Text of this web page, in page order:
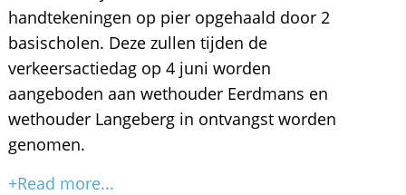
handtekeningen op pier opgehaald door 2
basischolen. Deze zullen tijden de
verkeersactiedag op 4 juni worden
aangeboden aan wethouder Eerdmans en
wethouder Langeberg in ontvangst worden
genomen.
+Read more...